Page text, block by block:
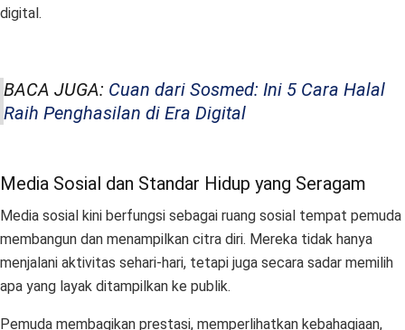
digital.
BACA JUGA: Cuan dari Sosmed: Ini 5 Cara Halal
Raih Penghasilan di Era Digital
Media Sosial dan Standar Hidup yang Seragam
Media sosial kini berfungsi sebagai ruang sosial tempat pemuda
membangun dan menampilkan citra diri. Mereka tidak hanya
menjalani aktivitas sehari-hari, tetapi juga secara sadar memilih
apa yang layak ditampilkan ke publik.
Pemuda membagikan prestasi, memperlihatkan kebahagiaan,